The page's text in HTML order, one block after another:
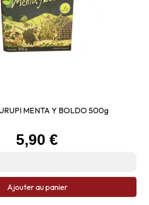
MENTA Y BOLDO 500g
Prix
5,90 €
Ajouter au panier